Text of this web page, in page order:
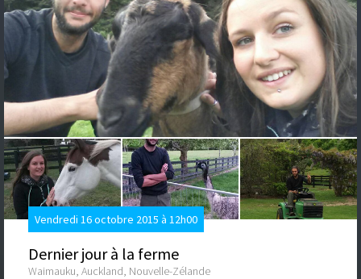
Vendredi 16 octobre 2015 à 12h00
Dernier jour à la ferme
Waimauku, Auckland, Nouvelle-Zélande